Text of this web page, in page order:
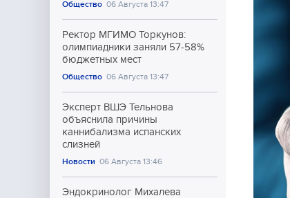
Общество 06 Августа 13:47
Ректор МГИМО Торкунов:
олимпиадники заняли 57-58%
бюджетных мест
Общество 06 Августа 13:47
Эксперт ВШЭ Тельнова
объяснила причины
каннибализма испанских
слизней
Новости 06 Августа 13:46
Эндокринолог Михалева